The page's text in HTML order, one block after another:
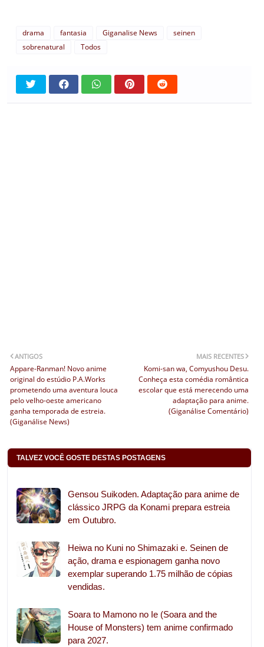
drama fantasia Giganalise News
seinen
sobrenatural
Todos
MAIS RECENTES
Komi-san wa, Comyushou Desu.
Conheça esta comédia romântica
escolar que está merecendo uma
adaptação para anime.
(Giganálise Comentário)
ANTIGOS
Appare-Ranman! Novo anime
original do estúdio P.A.Works
prometendo uma aventura louca
pelo velho-oeste americano
ganha temporada de estreia.
(Giganálise News)
TALVEZ VOCÊ GOSTE DESTAS POSTAGENS
Gensou Suikoden. Adaptação para anime de
clássico JRPG da Konami prepara estreia
em Outubro.
Heiwa no Kuni no Shimazaki e. Seinen de
ação, drama e espionagem ganha novo
exemplar superando 1.75 milhão de cópias
vendidas.
Soara to Mamono no Ie (Soara and the
House of Monsters) tem anime confirmado
para 2027.